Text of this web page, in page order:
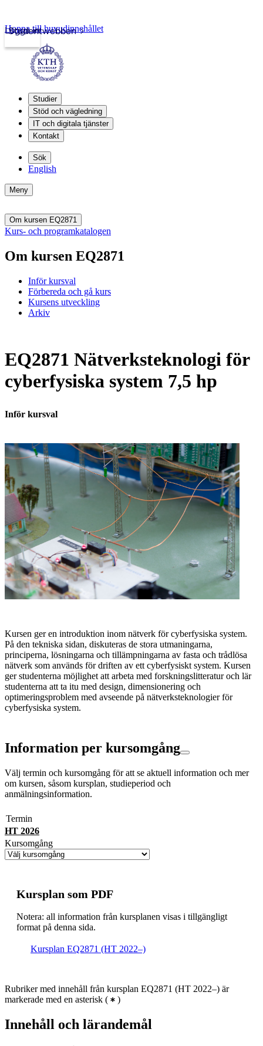
Studentwebben
Logga in
Hoppa till huvudinnehållet
Studier
Stöd och vägledning
IT och digitala tjänster
Kontakt
Sök
English
Meny
Om kursen EQ2871
Kurs- och programkatalogen
Om kursen EQ2871
Inför kursval
Förbereda och gå kurs
Kursens utveckling
Arkiv
EQ2871 Nätverksteknologi för
cyberfysiska system 7,5 hp
Inför kursval
Kursen ger en introduktion inom nätverk för cyberfysiska system.
På den tekniska sidan, diskuteras de stora utmaningarna,
principerna, lösningarna och tillämpningarna av fasta och trådlösa
nätverk som används för driften av ett cyberfysiskt system. Kursen
ger studenterna möjlighet att arbeta med forskningslitteratur och lär
studenterna att ta itu med design, dimensionering och
optimeringsproblem med avseende på nätverksteknologier för
cyberfysiska system.
Information per kursomgång
Välj termin och kursomgång för att se aktuell information och mer
om kursen, såsom kursplan, studieperiod och
anmälningsinformation.
Termin
HT 2026
Kursomgång
Kursplan som PDF
Notera: all information från kursplanen visas i tillgängligt
format på denna sida.
Kursplan EQ2871 (HT 2022–)
Rubriker med innehåll från kursplan EQ2871 (HT 2022–) är
markerade med en asterisk ( )
Innehåll och lärandemål